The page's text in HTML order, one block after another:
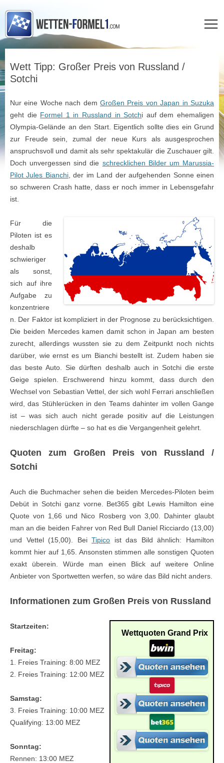
springen
Wett Tipp: Großer Preis von Russland /
Sotchi
Nur eine Woche nach dem Großen Preis von Japan in Suzuka
geht die Formel 1 in Russland in Sotchi auf dem ehemaligen
Olympia-Gelände an den Start. Eigentlich sollte dies ein Grund
zur Freude sein, zumal der neue Kurs als ausgesprochen
anspruchsvoll und damit als sehr spektakulär die Zuschauer gilt.
Doch unvergessen sind die schrecklichen Bilder um Marussia-
Pilot Jules Bianchi, der im Land der aufgehenden Sonne einen
so schweren Crash hatte, dass er noch immer in Lebensgefahr
ist.
Für die
Piloten ist es
deshalb
schwieriger
als sonst,
sich auf ihre
Aufgabe zu
konzentriere
n. Der Faktor ist kompliziert in der Prognose zu berücksichtigen.
Die beiden Mercedes kamen damit schon in Japan am besten
zurecht, allerdings wussten sie zu dem Zeitpunkt noch nichts
darüber, wie ernst es um Bianchi bestellt ist. Zudem haben sie
das beste Auto. Sie dürften deshalb auch in Sotchi die erste
Geige spielen. Erschwerend hinzu kommt, dass durch den
Wechsel von Sebastian Vettel, der sich wohl Ferrari anschließen
wird, das Stühlerücken in den Teams dahinter im vollen Gange
ist – was sich auch nicht gerade positiv auf die Leistungen
niederschlagen dürfte – so hat es die Vergangenheit gelehrt.
Quoten zum Großen Preis von Russland /
Sotchi
Auch die Buchmacher sehen die beiden Mercedes-Piloten beim
Debüt in Sotchi ganz vorne. Bet365 gibt Lewis Hamilton eine
Quote von 1,66 und Nico Rosberg von 3,00. Dahinter glaubt
man an die beiden Fahrer von Red Bull Daniel Ricciardo (13,00)
und Vettel (15,00). BeiTipico ist das Bild ähnlich: Hamilton
kommt hier auf 1,65. Ansonsten stimmen alle sonstigen Quoten
exakt überein. Würde man einen Blick auf weitere Online
Anbieter von Sportwetten werfen, so wäre das Bild nicht anders.
Informationen zum Großen Preis von Russland
Wettquoten Grand Prix
Startzeiten:
Freitag:
1. Freies Training: 8:00 MEZ
2. Freies Training: 12:00 MEZ
Samstag:
3. Freies Training: 10:00 MEZ
Qualifying: 13:00 MEZ
Sonntag:
Rennen: 13:00 MEZ